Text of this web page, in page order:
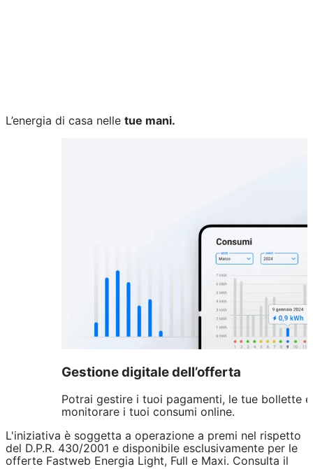
L’energia di casa nelle tue mani.
Gestione digitale dell’offerta
Potrai gestire i tuoi pagamenti, le tue bollette e
monitorare i tuoi consumi online.
L'iniziativa è soggetta a operazione a premi nel rispetto
del D.P.R. 430/2001 e disponibile esclusivamente per le
offerte Fastweb Energia Light, Full e Maxi. Consulta il